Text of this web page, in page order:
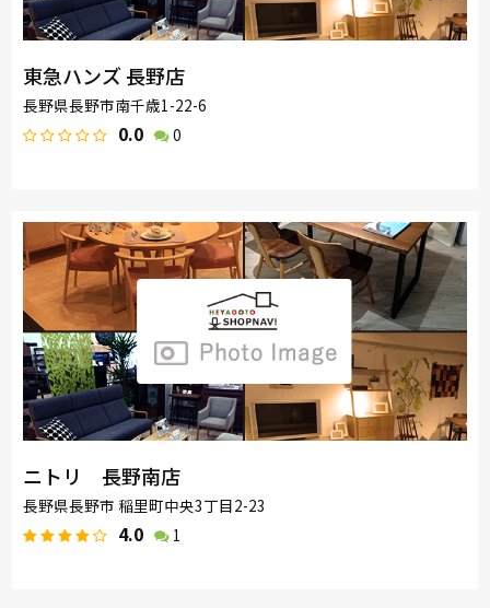
東急ハンズ 長野店
長野県長野市南千歳1-22-6
0.0 0
ニトリ 長野南店
長野県長野市 稲里町中央3丁目2-23
4.0 1